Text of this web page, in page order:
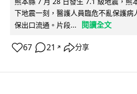
下地震一刻，醫護人員臨危不亂保護病
保出口流通。片段...
閱讀全文
67 21 ↗ 分享